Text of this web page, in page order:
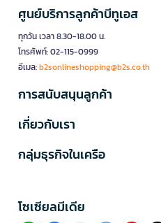
ศูนย์บริการลูกค้าบีทูเอส
ทุกวัน เวลา 8.30-18.00 น.
โทรศัพท์: 02-115-0999
อีเมล:b2sonlineshopping@b2s.co.th
การสนับสนุนลูกค้า
เกี่ยวกับเรา
กลุ่มธุรกิจในเครือ
โซเซียลมีเดีย​